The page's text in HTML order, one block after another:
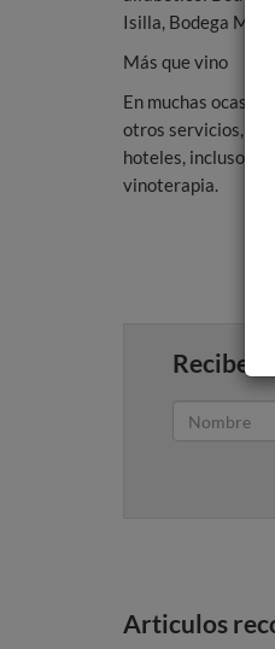
Isilla, Bodega
Más que vino
En muchas
otros servicios,
hoteles, incluso
vinoterapia.
Recibe
Articulos